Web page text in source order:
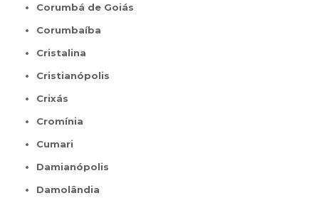
Corumbá de Goiás
Corumbaíba
Cristalina
Cristianópolis
Crixás
Cromínia
Cumari
Damianópolis
Damolândia